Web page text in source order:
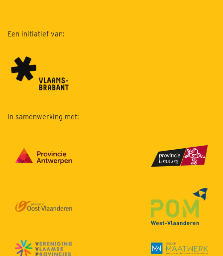
Een initiatief van:
In samenwerking met: